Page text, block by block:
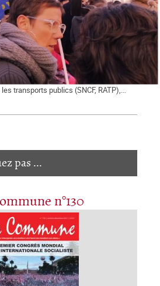
pas ...
n°130
des retraites : grève générale !
des salariés contre la réforme des
se poursuit et certains secteurs
transports publics (SNCF, RATP),...